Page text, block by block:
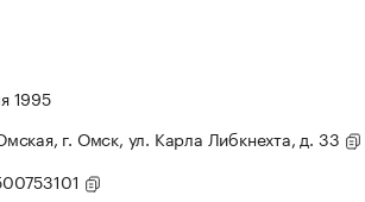
1995
г. Омск, ул. Карла Либкнехта, д. 33